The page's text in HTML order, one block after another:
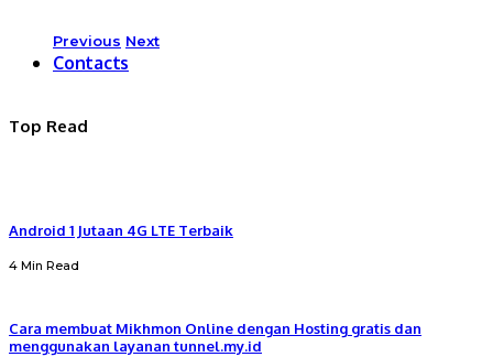
Previous Next
Contacts
Top Read
Android 1 Jutaan 4G LTE Terbaik
4 Min Read
Cara membuat Mikhmon Online dengan Hosting gratis dan
menggunakan layanan tunnel.my.id